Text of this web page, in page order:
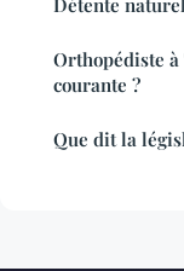
Orthopédiste
courante ?
Que dit la